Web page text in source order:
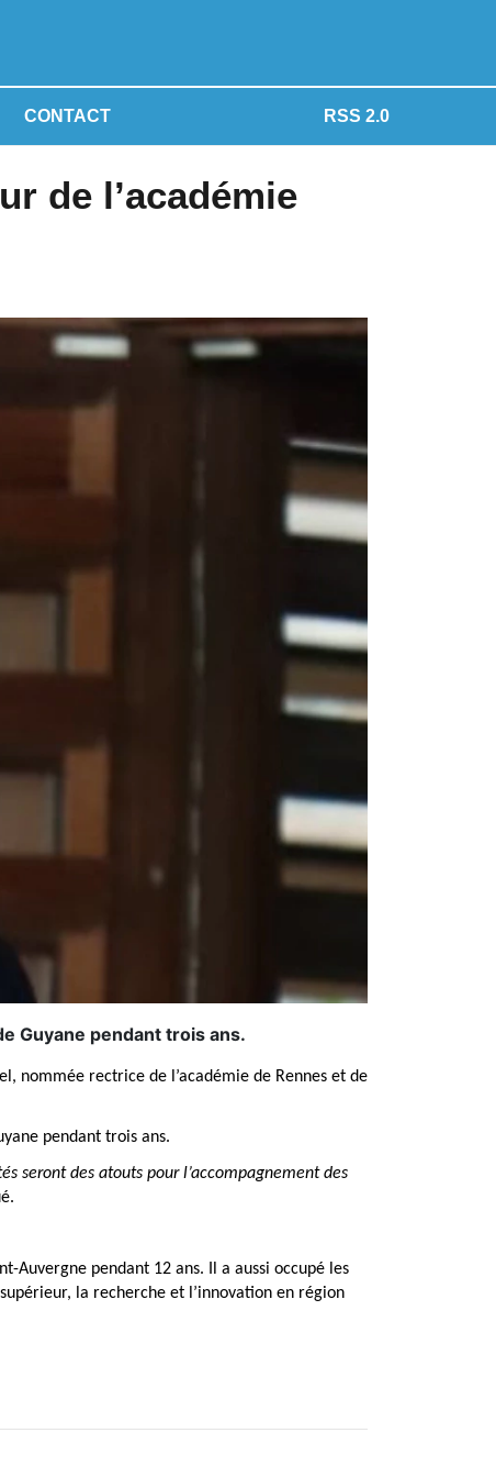
CONTACT RSS 2.0
de l’académie
Guyane pendant trois ans.
nommée rectrice de l’académie de Rennes et de
pendant trois ans.
seront des atouts pour l’accompagnement des
Auvergne pendant 12 ans. Il a aussi occupé les
la recherche et l’innovation en région